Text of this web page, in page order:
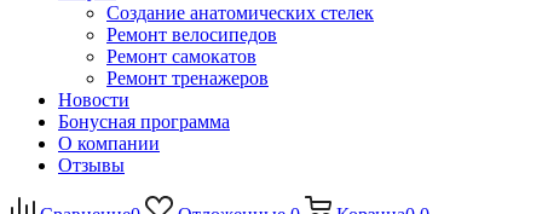
Создание анатомических стелек
Ремонт велосипедов
Ремонт самокатов
Ремонт тренажеров
Новости
Бонусная программа
О компании
Отзывы